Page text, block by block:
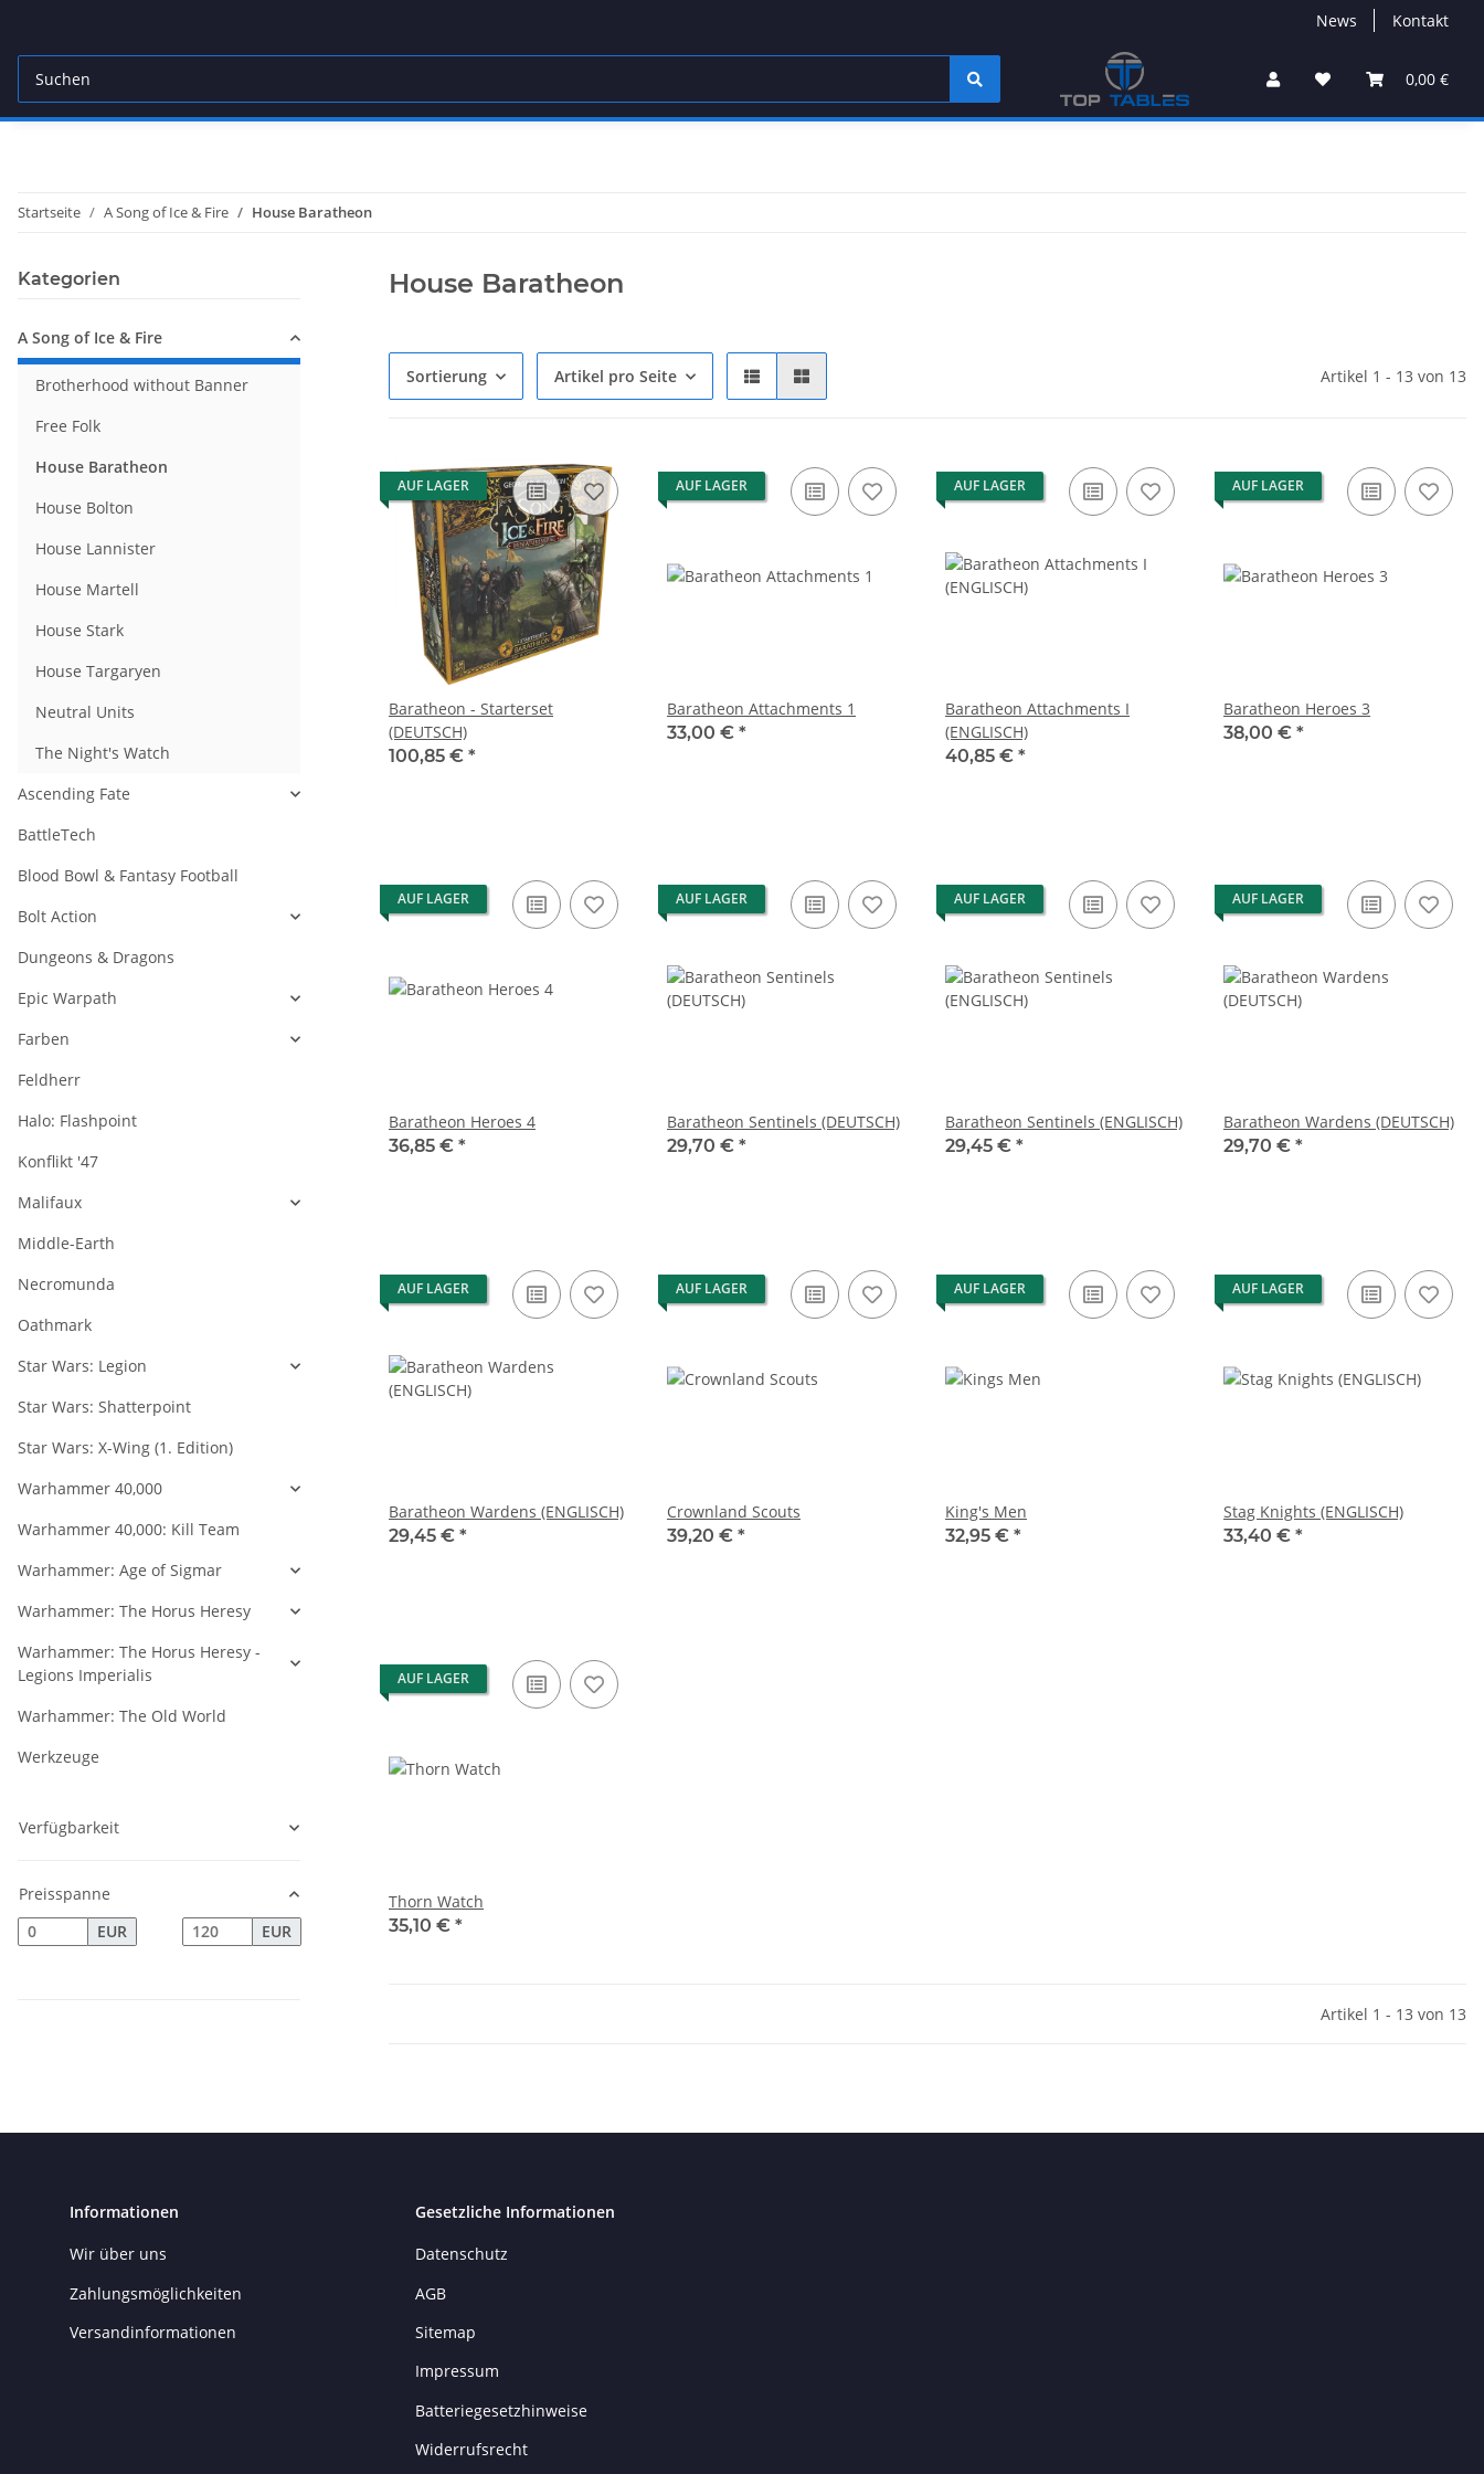
News Kontakt
0,00 €
Startseite A Song of Ice & Fire House Baratheon
House Baratheon
Sortierung Artikel pro Seite Artikel 1 - 13 von 13
AUF LAGER
Baratheon - Starterset
(DEUTSCH)
100,85 € *
AUF LAGER
Baratheon Attachments 1
33,00 € *
AUF LAGER
Baratheon Attachments I
(ENGLISCH)
40,85 € *
AUF LAGER
Baratheon Heroes 3
38,00 € *
AUF LAGER
Baratheon Heroes 4
36,85 € *
AUF LAGER
Baratheon Sentinels (DEUTSCH)
29,70 € *
AUF LAGER
Baratheon Sentinels (ENGLISCH)
29,45 € *
AUF LAGER
Baratheon Wardens (DEUTSCH)
29,70 € *
AUF LAGER
Baratheon Wardens (ENGLISCH)
29,45 € *
AUF LAGER
Crownland Scouts
39,20 € *
AUF LAGER
King's Men
32,95 € *
AUF LAGER
Stag Knights (ENGLISCH)
33,40 € *
AUF LAGER
Thorn Watch
35,10 € *
Artikel 1 - 13 von 13
Kategorien
A Song of Ice & Fire
Brotherhood without Banner
Free Folk
House Baratheon
House Bolton
House Lannister
House Martell
House Stark
House Targaryen
Neutral Units
The Night's Watch
Ascending Fate
BattleTech
Blood Bowl & Fantasy Football
Bolt Action
Dungeons & Dragons
Epic Warpath
Farben
Feldherr
Halo: Flashpoint
Konflikt '47
Malifaux
Middle-Earth
Necromunda
Oathmark
Star Wars: Legion
Star Wars: Shatterpoint
Star Wars: X-Wing (1. Edition)
Warhammer 40,000
Warhammer 40,000: Kill Team
Warhammer: Age of Sigmar
Warhammer: The Horus Heresy
Warhammer: The Horus Heresy -
Legions Imperialis
Warhammer: The Old World
Werkzeuge
Verfügbarkeit
Preisspanne
EUR
EUR
Informationen
Wir über uns
Zahlungsmöglichkeiten
Versandinformationen
Gesetzliche Informationen
Datenschutz
AGB
Sitemap
Impressum
Batteriegesetzhinweise
Widerrufsrecht